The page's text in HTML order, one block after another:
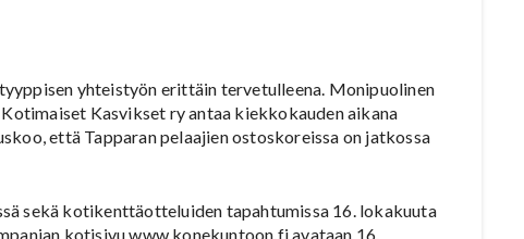
yhteistyön erittäin tervetulleena. Monipuolinen
Kasvikset ry antaa kiekkokauden aikana
että Tapparan pelaajien ostoskoreissa on jatkossa
sekä kotikenttäotteluiden tapahtumissa 16. lokakuuta
kotisivu www.konekuntoon.fi avataan 16.